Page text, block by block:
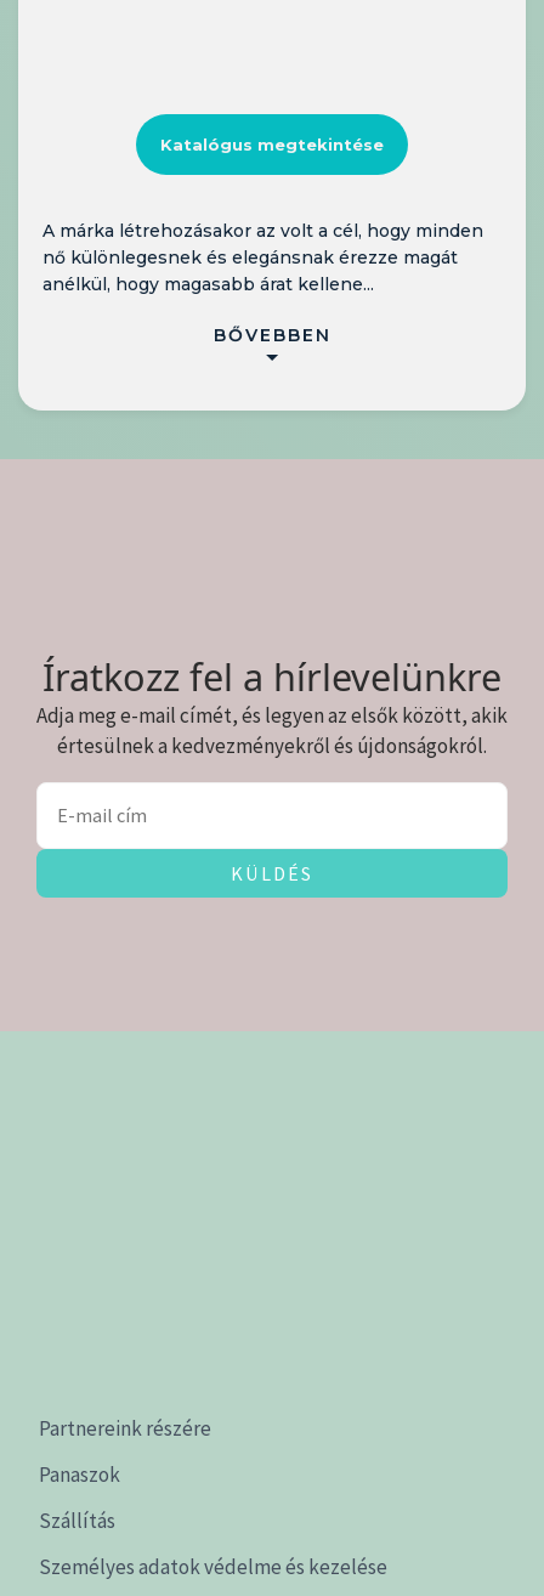
Katalógus megtekintése
A márka létrehozásakor az volt a cél, hogy minden
nő különlegesnek és elegánsnak érezze magát
anélkül, hogy magasabb árat kellene...
BŐVEBBEN
Íratkozz fel a hírlevelünkre
Adja meg e-mail címét, és legyen az elsők között, akik
értesülnek a kedvezményekről és újdonságokról.
KÜLDÉS
Partnereink részére
Panaszok
Szállítás
Személyes adatok védelme és kezelése